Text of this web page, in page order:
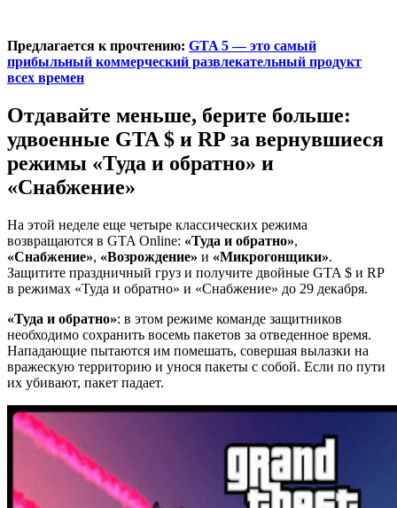
Предлагается к прочтению: GTA 5 — это самый
прибыльный коммерческий развлекательный продукт
всех времен
Отдавайте меньше, берите больше:
удвоенные GTA $ и RP за вернувшиеся
режимы «Туда и обратно» и
«Снабжение»
На этой неделе еще четыре классических режима
возвращаются в GTA Online: «Туда и обратно»,
«Снабжение», «Возрождение» и «Микрогонщики».
Защитите праздничный груз и получите двойные GTA $ и RP
в режимах «Туда и обратно» и «Снабжение» до 29 декабря.
«Туда и обратно»: в этом режиме команде защитников
необходимо сохранить восемь пакетов за отведенное время.
Нападающие пытаются им помешать, совершая вылазки на
вражескую территорию и унося пакеты с собой. Если по пути
их убивают, пакет падает.